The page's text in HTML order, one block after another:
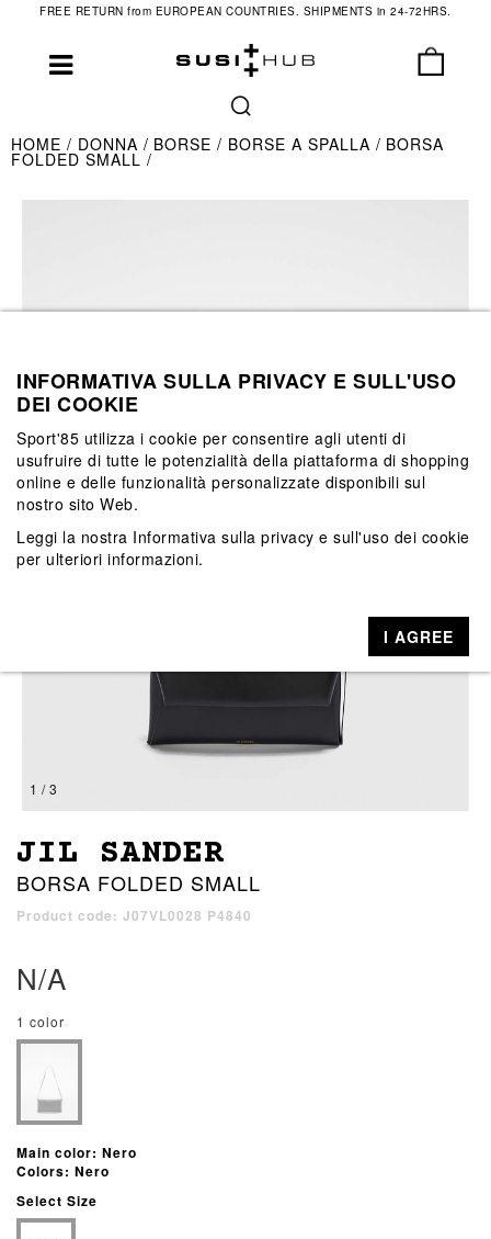
FREE RETURN from EUROPEAN COUNTRIES. SHIPMENTS in 24-72HRS.
HOME DONNA BORSE BORSE A SPALLA BORSA
FOLDED SMALL
1 / 3
JIL SANDER
BORSA FOLDED SMALL
Product code: J07VL0028 P4840
N/A
1 color
Main color: Nero
Colors: Nero
Select Size
INFORMATIVA SULLA PRIVACY E SULL'USO
DEI COOKIE
Sport'85 utilizza i cookie per consentire agli utenti di
usufruire di tutte le potenzialità della piattaforma di shopping
online e delle funzionalità personalizzate disponibili sul
nostro sito Web.
Leggi la nostra Informativa sulla privacy e sull'uso dei cookie
per ulteriori informazioni.
I AGREE